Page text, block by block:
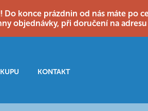
Do konce prázdnin od nás máte
objednávky, při doručení na
KONTAKT